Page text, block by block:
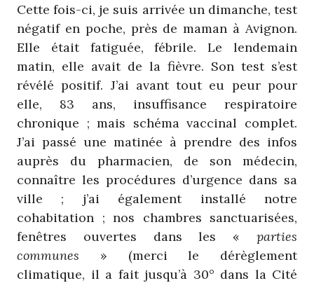
Cette fois-ci, je suis arrivée un dimanche, test
négatif en poche, près de maman à Avignon.
Elle était fatiguée, fébrile. Le lendemain
matin, elle avait de la fièvre. Son test s’est
révélé positif. J’ai avant tout eu peur pour
elle, 83 ans, insuffisance respiratoire
chronique ; mais schéma vaccinal complet.
J’ai passé une matinée à prendre des infos
auprès du pharmacien, de son médecin,
connaître les procédures d’urgence dans sa
ville ; j’ai également installé notre
cohabitation ; nos chambres sanctuarisées,
fenêtres ouvertes dans les « parties
communes » (merci le dérèglement
climatique, il a fait jusqu’à 30° dans la Cité